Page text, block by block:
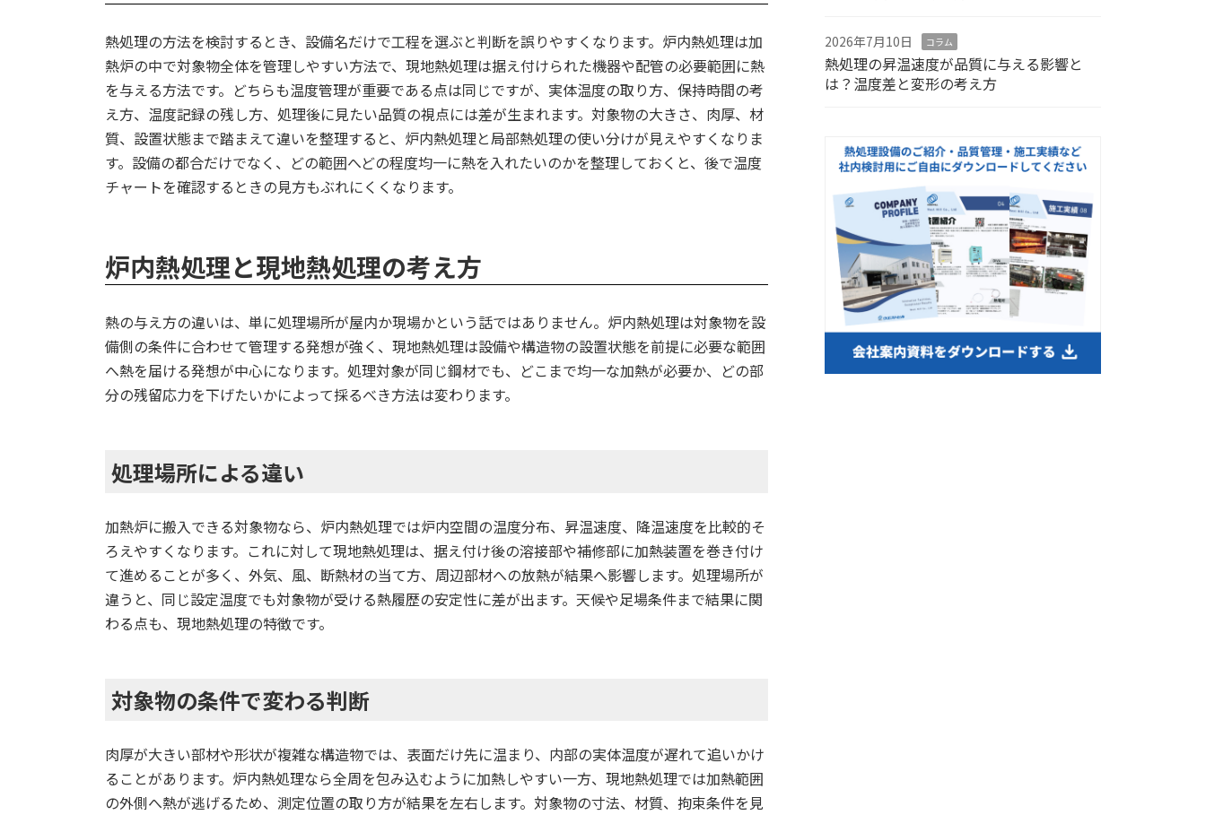
熱処理の方法を検討するとき、設備名だけで工程を選ぶと判断を誤りやすくなります。炉内熱処理は加
熱炉の中で対象物全体を管理しやすい方法で、現地熱処理は据え付けられた機器や配管の必要範囲に熱
を与える方法です。どちらも温度管理が重要である点は同じですが、実体温度の取り方、保持時間の考
え方、温度記録の残し方、処理後に見たい品質の視点には差が生まれます。対象物の大きさ、肉厚、材
質、設置状態まで踏まえて違いを整理すると、炉内熱処理と局部熱処理の使い分けが見えやすくなりま
す。設備の都合だけでなく、どの範囲へどの程度均一に熱を入れたいのかを整理しておくと、後で温度
チャートを確認するときの見方もぶれにくくなります。
炉内熱処理と現地熱処理の考え方
熱の与え方の違いは、単に処理場所が屋内か現場かという話ではありません。炉内熱処理は対象物を設
備側の条件に合わせて管理する発想が強く、現地熱処理は設備や構造物の設置状態を前提に必要な範囲
へ熱を届ける発想が中心になります。処理対象が同じ鋼材でも、どこまで均一な加熱が必要か、どの部
分の残留応力を下げたいかによって採るべき方法は変わります。
処理場所による違い
加熱炉に搬入できる対象物なら、炉内熱処理では炉内空間の温度分布、昇温速度、降温速度を比較的そ
ろえやすくなります。これに対して現地熱処理は、据え付け後の溶接部や補修部に加熱装置を巻き付け
て進めることが多く、外気、風、断熱材の当て方、周辺部材への放熱が結果へ影響します。処理場所が
違うと、同じ設定温度でも対象物が受ける熱履歴の安定性に差が出ます。天候や足場条件まで結果に関
わる点も、現地熱処理の特徴です。
対象物の条件で変わる判断
肉厚が大きい部材や形状が複雑な構造物では、表面だけ先に温まり、内部の実体温度が遅れて追いかけ
ることがあります。炉内熱処理なら全周を包み込むように加熱しやすい一方、現地熱処理では加熱範囲
の外側へ熱が逃げるため、測定位置の取り方が結果を左右します。対象物の寸法、材質、拘束条件を見
2026年7月10日 コラム
熱処理の昇温速度が品質に与える影響と
は？温度差と変形の考え方